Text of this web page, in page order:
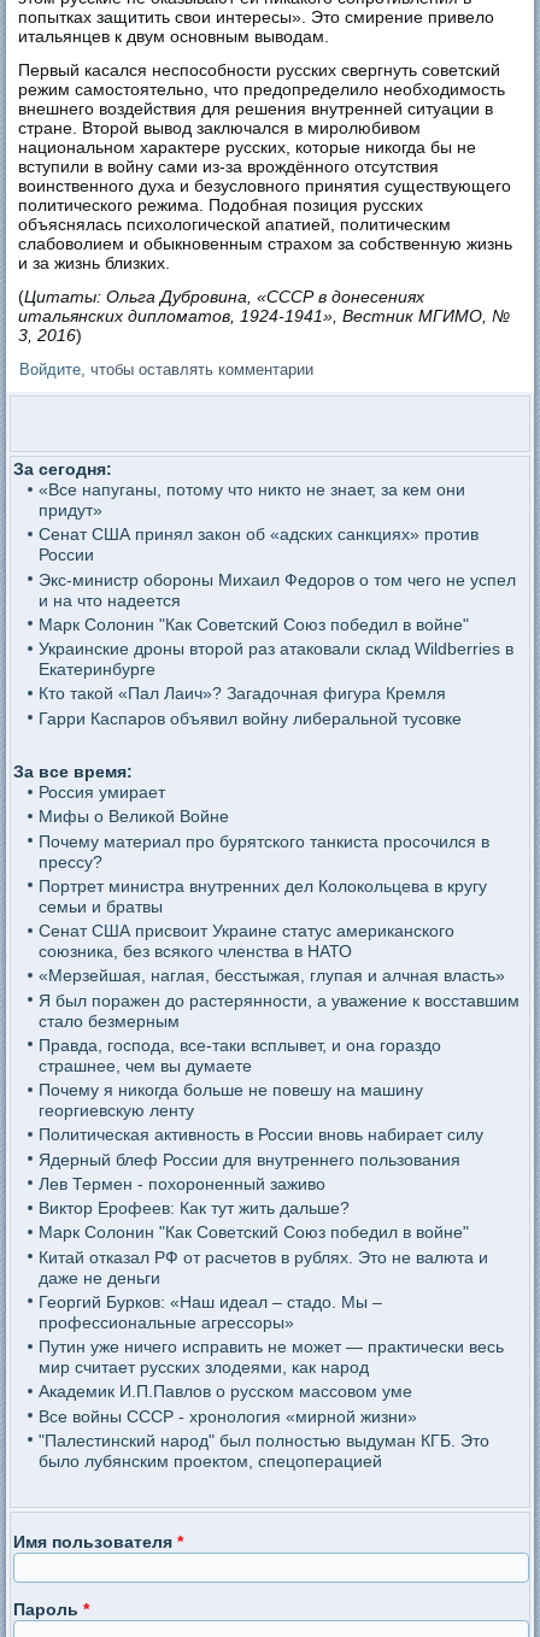
попытках защитить свои интересы». Это смирение привело
итальянцев к двум основным выводам.
Первый касался неспособности русских свергнуть советский
режим самостоятельно, что предопределило необходимость
внешнего воздействия для решения внутренней ситуации в
стране. Второй вывод заключался в миролюбивом
национальном характере русских, которые никогда бы не
вступили в войну сами из-за врождённого отсутствия
воинственного духа и безусловного принятия существующего
политического режима. Подобная позиция русских
объяснялась психологической апатией, политическим
слабоволием и обыкновенным страхом за собственную жизнь
и за жизнь близких.
(Цитаты: Ольга Дубровина, «СССР в донесениях
итальянских дипломатов, 1924-1941», Вестник МГИМО, №
3, 2016)
Войдите, чтобы оставлять комментарии
За сегодня:
«Все напуганы, потому что никто не знает, за кем они
придут»
Сенат США принял закон об «адских санкциях» против
России
Экс-министр обороны Михаил Федоров о том чего не успел
и на что надеется
Марк Солонин "Как Советский Союз победил в войне"
Украинские дроны второй раз атаковали склад Wildberries в
Екатеринбурге
Кто такой «Пал Лаич»? Загадочная фигура Кремля
Гарри Каспаров объявил войну либеральной тусовке
За все время:
Россия умирает
Мифы о Великой Войне
Почему материал про бурятского танкиста просочился в
прессу?
Портрет министра внутренних дел Колокольцева в кругу
семьи и братвы
Сенат США присвоит Украине статус американского
союзника, без всякого членства в НАТО
«Мерзейшая, наглая, бесстыжая, глупая и алчная власть»
Я был поражен до растерянности, а уважение к восставшим
стало безмерным
Правда, господа, все-таки всплывет, и она гораздо
страшнее, чем вы думаете
Почему я никогда больше не повешу на машину
георгиевскую ленту
Политическая активность в России вновь набирает силу
Ядерный блеф России для внутреннего пользования
Лев Термен - похороненный заживо
Виктор Ерофеев: Как тут жить дальше?
Марк Солонин "Как Советский Союз победил в войне"
Китай отказал РФ от расчетов в рублях. Это не валюта и
даже не деньги
Георгий Бурков: «Наш идеал – стадо. Мы –
профессиональные агрессоры»
Путин уже ничего исправить не может — практически весь
мир считает русских злодеями, как народ
Академик И.П.Павлов о русском массовом уме
Все войны СССР - хронология «мирной жизни»
"Палестинский народ" был полностью выдуман КГБ. Это
было лубянским проектом, спецоперацией
Имя пользователя*
Пароль*